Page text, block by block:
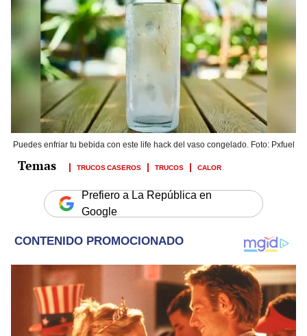
Puedes enfriar tu bebida con este life hack del vaso congelado. Foto: Pxfuel
TRUCOS CASEROS TRUCOS CALOR
Prefiero a La República en
Google